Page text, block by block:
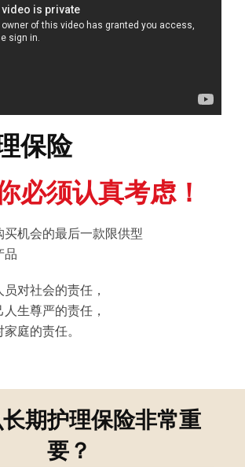
保险
必须认真考虑！
买机会的最后一款限供型
品
对社会的责任，
生尊严的责任，
庭的责任。
期护理保险非常重
要？